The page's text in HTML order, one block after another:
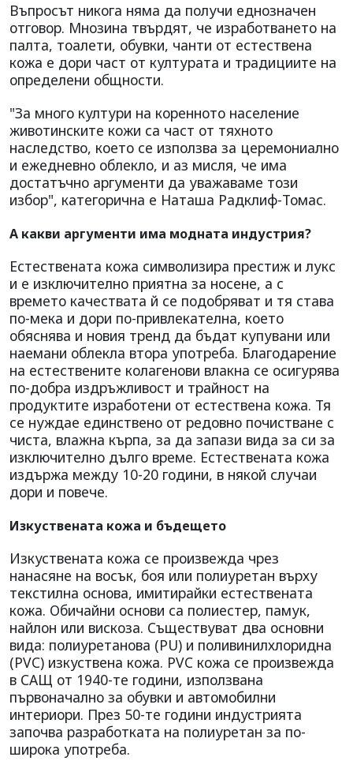
Въпросът никога няма да получи еднозначен
отговор. Мнозина твърдят, че изработването на
палта, тоалети, обувки, чанти от естествена
кожа е дори част от културата и традициите на
определени общности.
"За много култури на коренното население
животинските кожи са част от тяхното
наследство, което се използва за церемониално
и ежедневно облекло, и аз мисля, че има
достатъчно аргументи да уважаваме този
избор", категорична е Наташа Радклиф-Томас.
А какви аргументи има модната индустрия?
Естествената кожа символизира престиж и лукс
и е изключително приятна за носене, а с
времето качествата й се подобряват и тя става
по-мека и дори по-привлекателна, което
обяснява и новия тренд да бъдат купувани или
наемани облекла втора употреба. Благодарение
на естествените колагенови влакна се осигурява
по-добра издръжливост и трайност на
продуктите изработени от естествена кожа. Тя
се нуждае единствено от редовно почистване с
чиста, влажна кърпа, за да запази вида за си за
изключително дълго време. Естествената кожа
издържа между 10-20 години, в някой случаи
дори и повече.
Изкуствената кожа и бъдещето
Изкуствената кожа се произвежда чрез
нанасяне на восък, боя или полиуретан върху
текстилна основа, имитирайки естествената
кожа. Обичайни основи са полиестер, памук,
найлон или вискоза. Съществуват два основни
вида: полиуретанова (PU) и поливинилхлоридна
(PVC) изкуствена кожа. PVC кожа се произвежда
в САЩ от 1940-те години, използвана
първоначално за обувки и автомобилни
интериори. През 50-те години индустрията
започва разработката на полиуретан за по-
широка употреба.